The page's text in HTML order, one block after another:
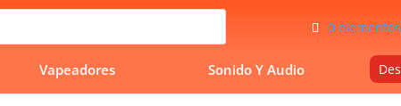
0 elementos
Vapeadores Sonido Y Audio